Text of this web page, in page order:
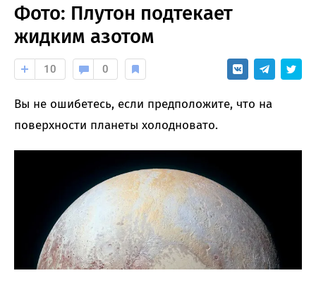
Фото: Плутон подтекает
жидким азотом
10 0
Вы не ошибетесь, если предположите, что на
поверхности планеты холодновато.